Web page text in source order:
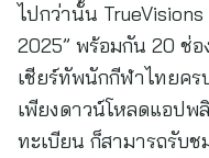
ไปกว่านั้น
2025” พร้อมกัน 20 ช่
เชียร์ทัพนักกีฬาไทยค
เพียงดาวน์โหลดแอปพ
ทะเบียน ก็สามารถรับ